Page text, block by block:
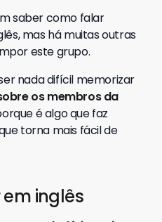
saber como falar
mas há muitas outras
este grupo.
nada difícil memorizar
os membros da
é algo que faz
torna mais fácil de
inglês